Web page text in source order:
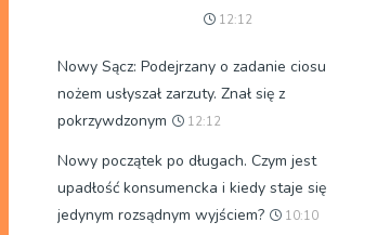
12:12
Nowy Sącz: Podejrzany o zadanie ciosu
nożem usłyszał zarzuty. Znał się z
pokrzywdzonym
12:12
Nowy początek po długach. Czym jest
upadłość konsumencka i kiedy staje się
jedynym rozsądnym wyjściem?
10:10